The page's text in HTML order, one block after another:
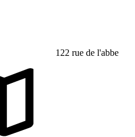
122 rue de l'abbe